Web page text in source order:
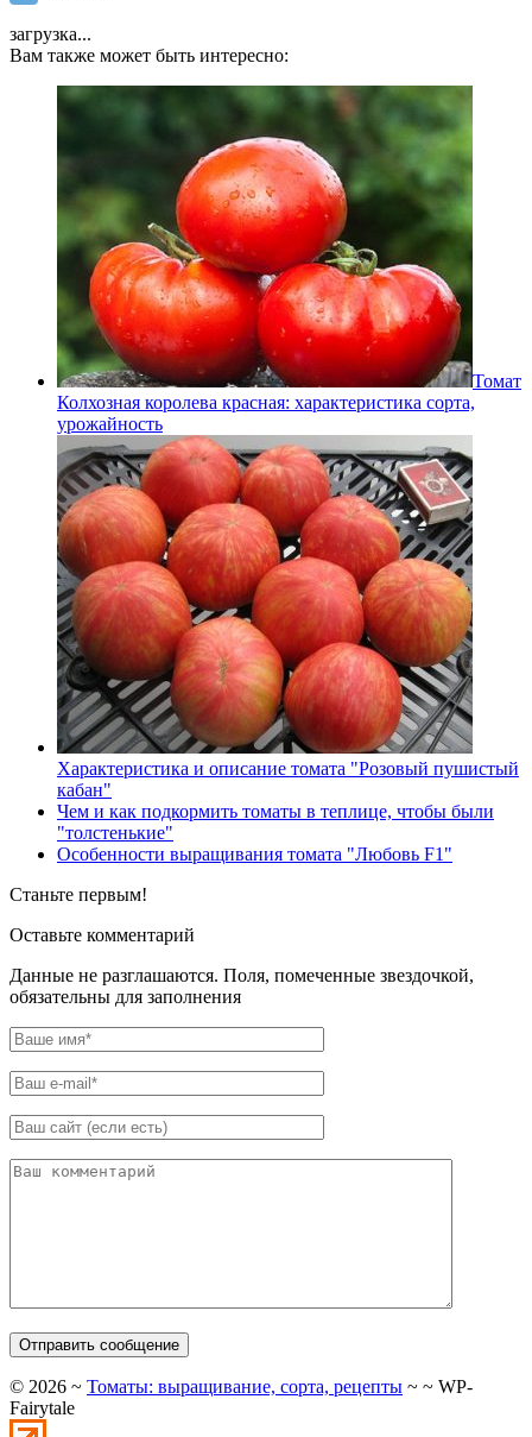
загрузка...
Вам также может быть интересно:
Томат
Колхозная королева красная: характеристика сорта,
урожайность
Характеристика и описание томата "Розовый пушистый
кабан"
Чем и как подкормить томаты в теплице, чтобы были
"толстенькие"
Особенности выращивания томата "Любовь F1"
Станьте первым!
Оставьте комментарий
Данные не разглашаются. Поля, помеченные звездочкой,
обязательны для заполнения
© 2026 ~ Томаты: выращивание, сорта, рецепты ~ ~ WP-
Fairytale